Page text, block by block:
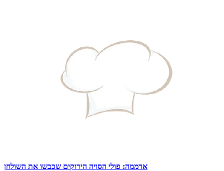
אדממה: פולי הסויה הירוקים שכבשו את השולחן